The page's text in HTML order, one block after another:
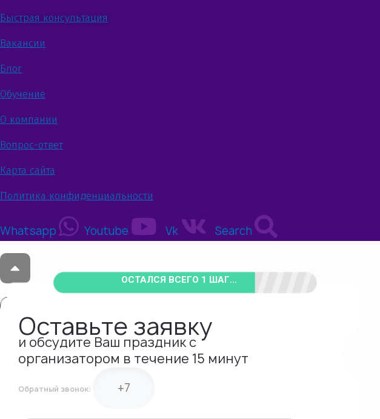
Быстрая консультация
Вакансии
Блог
Обучение
О компании
Вопрос-ответ
Карта сайта
Политика конфиденциальности
Whatsapp Youtube Vk Search
ОСТАЛСЯ ВСЕГО 1 ШАГ...
Оставьте заявку
и обсудите Ваш праздник с
организатором в течение 15 минут
Обратный звонок: